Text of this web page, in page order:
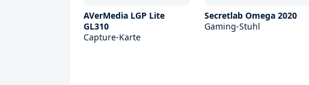
AVerMedia LGP Lite
GL310
Capture-Karte
Secretlab Omega 2020
Gaming-Stuhl